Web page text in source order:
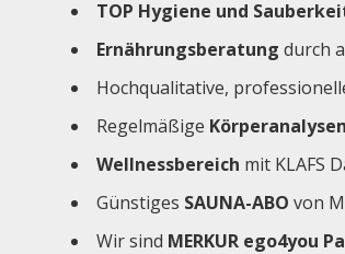
TOP Hygiene und
Ernährungsberatung durch
Hochqualitative,
Regelmäßige
Wellnessbereich mit KLAFS
Günstiges SAUNA-ABO von
Wir sind MERKUR ego4you